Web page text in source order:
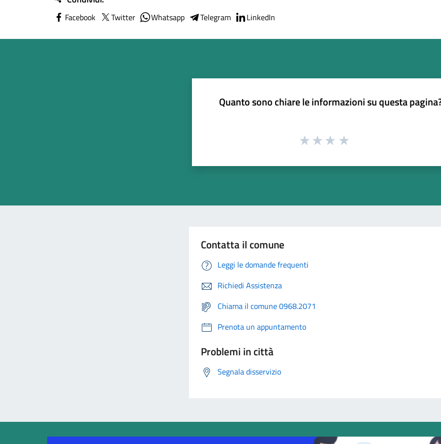
Facebook Twitter Whatsapp Telegram LinkedIn
Quanto sono chiare le informazioni su questa
Contatta il comune
Leggi le domande frequenti
Richiedi Assistenza
Chiama il comune 0968.2071
Prenota un appuntamento
Problemi in città
Segnala disservizio